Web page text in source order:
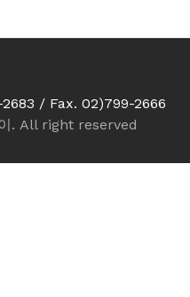
/ Fax. 02)799-2666
. All right reserved